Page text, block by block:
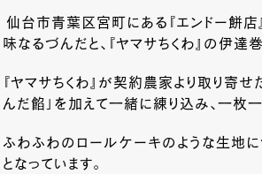
仙台市青葉区宮町にある『エンドー餅
味なるづんだと、『ヤマサちくわ』の伊達
『ヤマサちくわ』が契約農家より取り寄
んだ餡」を加えて一緒に練り込み、一枚
ふわふわのロールケーキのような生地に
となっています。